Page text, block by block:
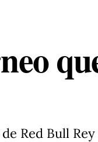
Red Bull